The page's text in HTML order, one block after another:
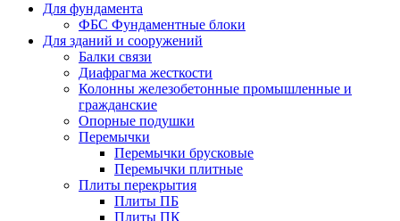
Для фундамента
ФБС Фундаментные блоки
Для зданий и сооружений
Балки связи
Диафрагма жесткости
Колонны железобетонные промышленные и
гражданские
Опорные подушки
Перемычки
Перемычки брусковые
Перемычки плитные
Плиты перекрытия
Плиты ПБ
Плиты ПК